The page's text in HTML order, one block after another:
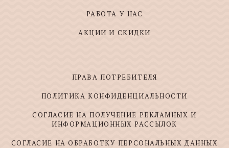
РАБОТА У НАС
АКЦИИ И СКИДКИ
ПРАВА ПОТРЕБИТЕЛЯ
ПОЛИТИКА КОНФИДЕНЦИАЛЬНОСТИ
СОГЛАСИЕ НА ПОЛУЧЕНИЕ РЕКЛАМНЫХ И
ИНФОРМАЦИОННЫХ РАССЫЛОК
СОГЛАСИЕ НА ОБРАБОТКУ ПЕРСОНАЛЬНЫХ ДАННЫХ